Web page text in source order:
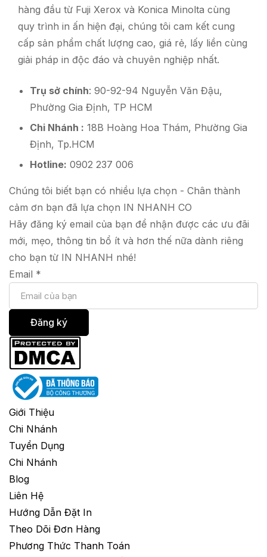
hàng đầu từ Fuji Xerox và Konica Minolta cùng
quy trình in ấn hiện đại, chúng tôi cam kết cung
cấp sản phẩm chất lượng cao, giá rẻ, lấy liền cùng
giải pháp in độc đáo và chuyên nghiệp nhất.
Trụ sở chính: 90-92-94 Nguyễn Văn Đậu,
Phường Gia Định, TP HCM
Chi Nhánh : 18B Hoàng Hoa Thám, Phường Gia
Định, Tp.HCM
Hotline: 0902 237 006
Chúng tôi biết bạn có nhiều lựa chọn - Chân thành
cảm ơn bạn đã lựa chọn IN NHANH CO
Hãy đăng ký email của bạn để nhận được các ưu đãi
mới, mẹo, thông tin bổ ít và hơn thế nữa dành riêng
cho bạn từ IN NHANH nhé!
Email *
Đăng ký
Giới Thiệu
Chi Nhánh
Tuyển Dụng
Chi Nhánh
Blog
Liên Hệ
Hướng Dẫn Đặt In
Theo Dõi Đơn Hàng
Phương Thức Thanh Toán